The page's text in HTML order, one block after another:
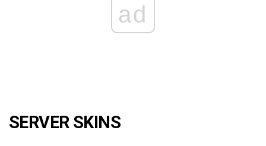
ad
SERVER SKINS